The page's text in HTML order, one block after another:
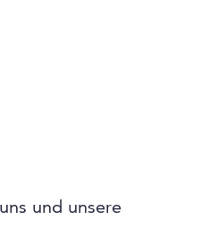
und unsere